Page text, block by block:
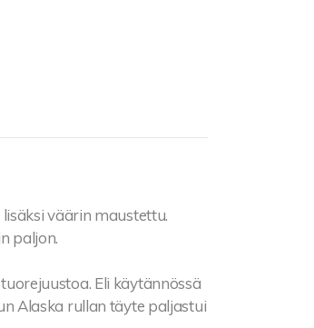
väärin maustettu.
paljon.
Eli käytännössä
Alaska rullan täyte paljastui